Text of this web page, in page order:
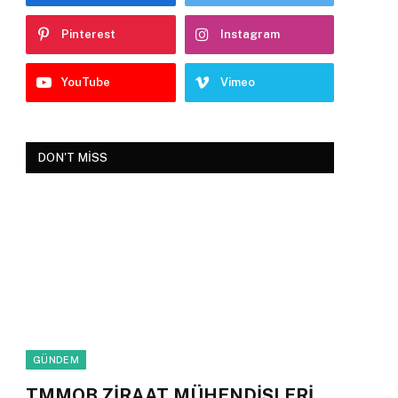
Pinterest Instagram
YouTube Vimeo
DON'T MISS
GÜNDEM